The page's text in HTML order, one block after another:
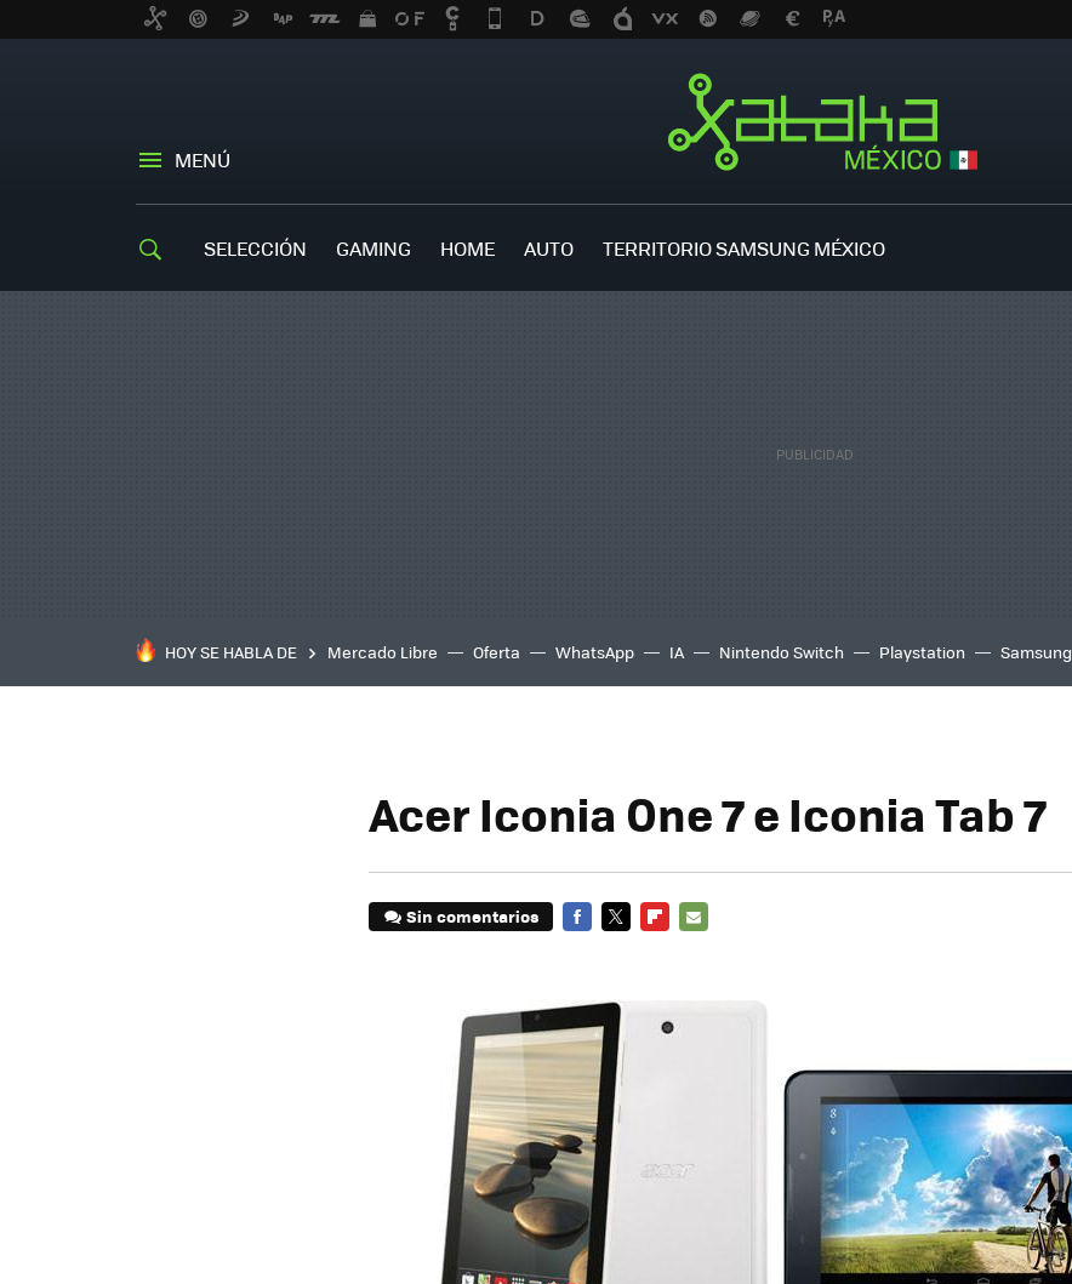
MENÚ
SELECCIÓN GAMING HOME AUTO TERRITORIO SAMSUNG MÉXICO
HOY SE HABLA DE Mercado Libre Oferta WhatsApp IA Nintendo Switch Playstation Samsung
Acer Iconia One 7 e Iconia Tab 7
Sin comentarios